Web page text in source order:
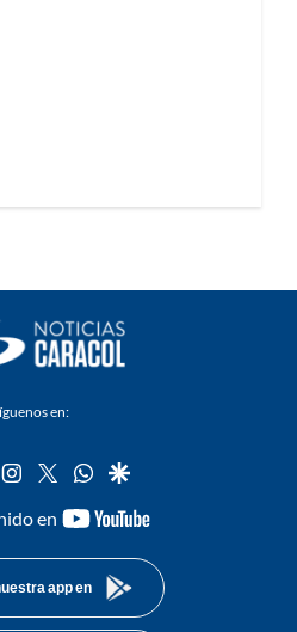
en:
instagram
twitterwhatsapp
google
en
youtube-
app en